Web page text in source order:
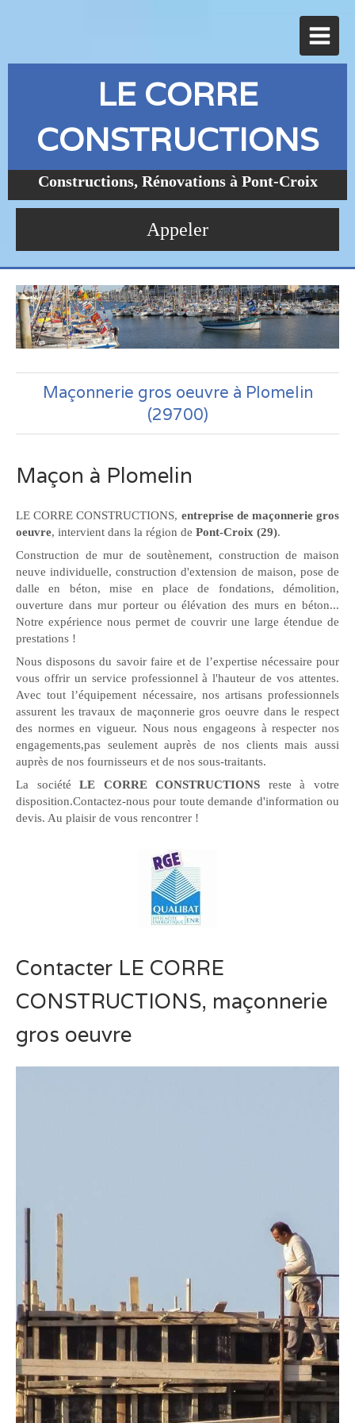
LE CORRE
CONSTRUCTIONS
Constructions, Rénovations à Pont-Croix
Appeler
Maçonnerie gros oeuvre à Plomelin
(29700)
Maçon à Plomelin
LE CORRE CONSTRUCTIONS, entreprise de maçonnerie gros
oeuvre, intervient dans la région de Pont-Croix (29).
Construction de mur de soutènement, construction de maison
neuve individuelle, construction d'extension de maison, pose de
dalle en béton, mise en place de fondations, démolition,
ouverture dans mur porteur ou élévation des murs en béton...
Notre expérience nous permet de couvrir une large étendue de
prestations !
Nous disposons du savoir faire et de l’expertise nécessaire pour
vous offrir un service professionnel à l'hauteur de vos attentes.
Avec tout l’équipement nécessaire, nos artisans professionnels
assurent les travaux de maçonnerie gros oeuvre dans le respect
des normes en vigueur. Nous nous engageons à respecter nos
engagements,pas seulement auprès de nos clients mais aussi
auprès de nos fournisseurs et de nos sous-traitants.
La sociétéLE CORRE CONSTRUCTIONS reste à votre
disposition.Contactez-nous pour toute demande d'information ou
devis. Au plaisir de vous rencontrer !
Contacter LE CORRE
CONSTRUCTIONS, maçonnerie
gros oeuvre